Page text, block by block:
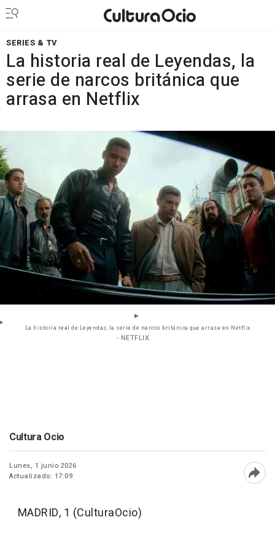
SERIES & TV
La historia real de Leyendas, la
serie de narcos británica que
arrasa en Netflix
La historia real de Leyendas, la serie de narcos británica que arrasa en Netflix
- NETFLIX
Cultura Ocio
Lunes, 1 junio 2026
Actualizado: 17:09
MADRID, 1 (CulturaOcio)